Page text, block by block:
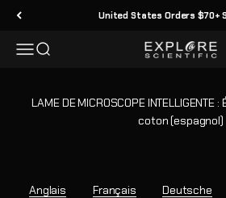
Passer au contenu United States Orders $70+
MenuRecherche Explore Scientific
LAME DE MICROSCOPE
coton (espagnol)
Anglais Français Deutsche